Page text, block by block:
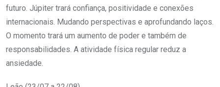
futuro. Júpiter trará confiança, positividade e conexões
internacionais. Mudando perspectivas e aprofundando laços.
O momento trará um aumento de poder e também de
responsabilidades. A atividade física regular reduz a
ansiedade.